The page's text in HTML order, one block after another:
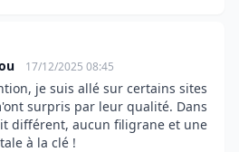
17/12/2025 08:45
je suis allé sur certains sites
surpris par leur qualité. Dans
différent, aucun filigrane et une
à la clé !